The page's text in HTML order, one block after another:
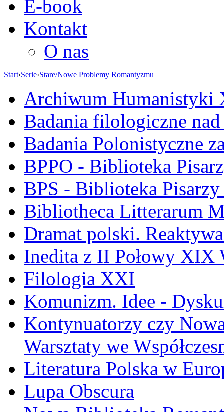
E-book
Kontakt
O nas
Start›Serie›Stare/Nowe Problemy Romantyzmu
Archiwum Humanistyki
Badania filologiczne
Badania Polonistyczne
BPPO - Biblioteka
BPS - Biblioteka
Bibliotheca Litterarum
Dramat polski.
Inedita z II Połowy XIX
Filologia XXI
Komunizm. Idee -
Kontynuatorzy czy
Warsztaty we
Literatura Polska w
Lupa Obscura